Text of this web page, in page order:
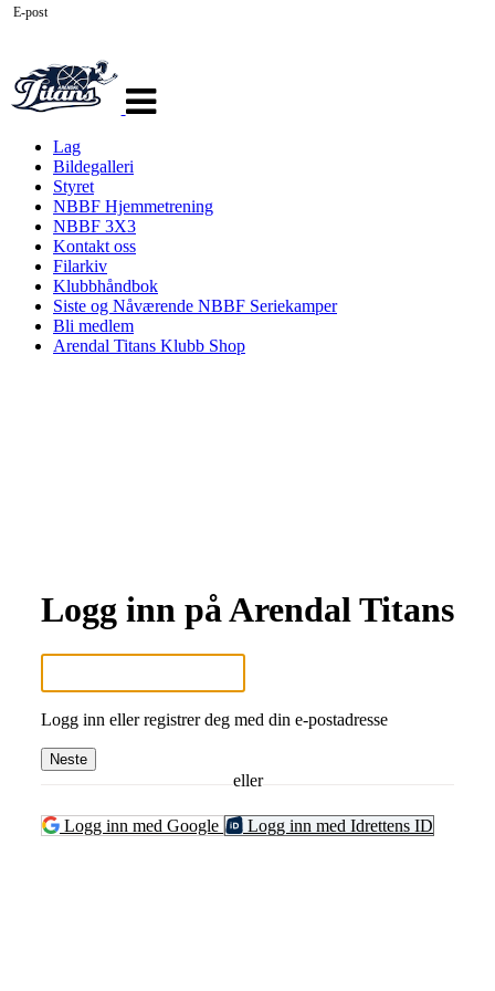
navigasjon
Lag
Bildegalleri
Styret
NBBF Hjemmetrening
NBBF 3X3
Kontakt oss
Filarkiv
Klubbhåndbok
Siste og Nåværende NBBF Seriekamper
Bli medlem
Arendal Titans Klubb Shop
Logg inn på Arendal Titans
E-post
Logg inn eller registrer deg med din e-postadresse
Neste
eller
Logg inn med Google Logg inn med Idrettens ID